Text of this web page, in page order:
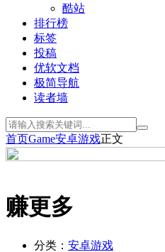
酷站
排行榜
标签
投稿
优软文档
极简导航
读者墙
首页Game安卓游戏正文
赚更多
分类： 安卓游戏